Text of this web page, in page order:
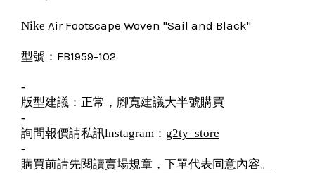
Nike Air Footscape Woven "Sail and Black"
型號： FB1959-102
-
版型建議：正常，腳寬建議大半號購買
-
詢問報價請私訊lnstagram： g2ty_store
-
購買前請先閱讀賣場規章，下單代表同意內容。